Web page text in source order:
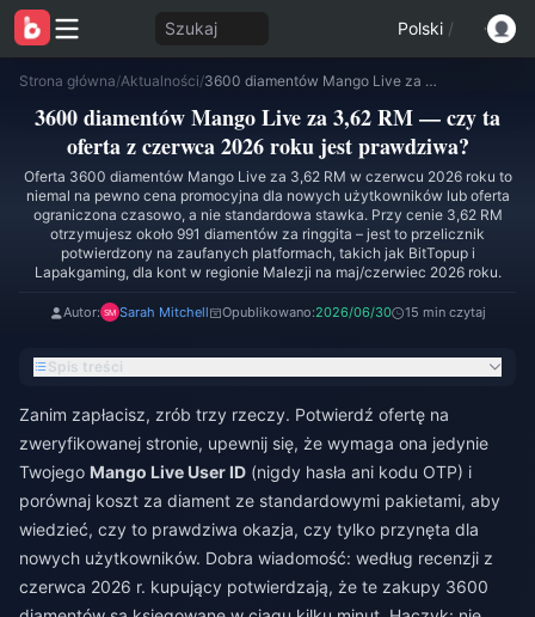
Szukaj Polski /
Strona główna/Aktualności/ 3600 diamentów Mango Live za 3,62 RM — czy ta oferta z czerwca 2026 roku jest prawdziwa?
3600 diamentów Mango Live za 3,62 RM — czy ta
oferta z czerwca 2026 roku jest prawdziwa?
Oferta 3600 diamentów Mango Live za 3,62 RM w czerwcu 2026 roku to
niemal na pewno cena promocyjna dla nowych użytkowników lub oferta
ograniczona czasowo, a nie standardowa stawka. Przy cenie 3,62 RM
otrzymujesz około 991 diamentów za ringgita – jest to przelicznik
potwierdzony na zaufanych platformach, takich jak BitTopup i
Lapakgaming, dla kont w regionie Malezji na maj/czerwiec 2026 roku.
Autor: Sarah Mitchell Opublikowano:2026/06/30 15 min czytaj
Spis treści
Zanim zapłacisz, zrób trzy rzeczy. Potwierdź ofertę na
zweryfikowanej stronie, upewnij się, że wymaga ona jedynie
Twojego Mango Live User ID (nigdy hasła ani kodu OTP) i
porównaj koszt za diament ze standardowymi pakietami, aby
wiedzieć, czy to prawdziwa okazja, czy tylko przynęta dla
nowych użytkowników. Dobra wiadomość: według recenzji z
czerwca 2026 r. kupujący potwierdzają, że te zakupy 3600